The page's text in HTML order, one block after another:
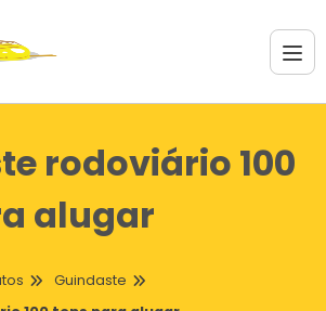
rodoviário 100
alugar
Guindaste